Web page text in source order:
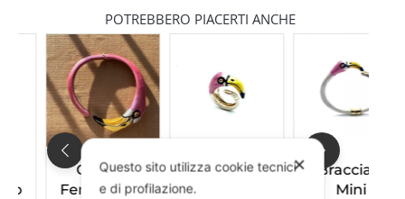
POTREBBERO PIACERTI ANCHE
Collana
Fenicottero
Anello Mini
Fenicottero
Bracciale
Mini
✕
Questo sito utilizza cookie tecnici
e di profilazione.